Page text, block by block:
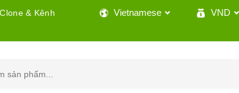
& Kênh
Vietnamese VND